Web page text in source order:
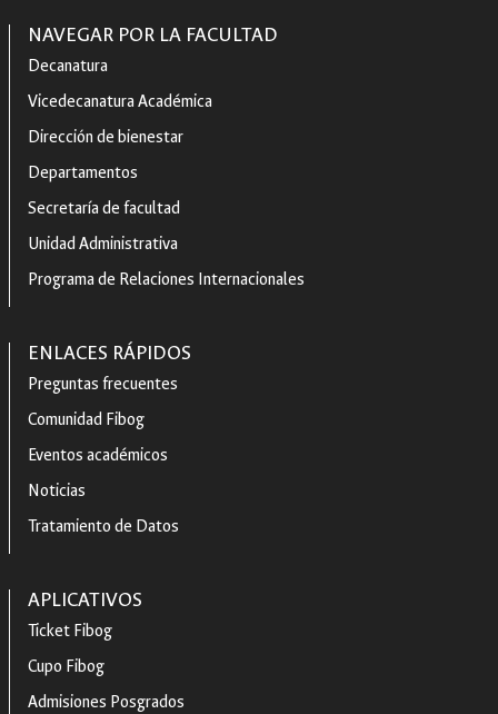
NAVEGAR POR LA FACULTAD
Decanatura
Vicedecanatura Académica
Dirección de bienestar
Departamentos
Secretaría de facultad
Unidad Administrativa
Programa de Relaciones Internacionales
ENLACES RÁPIDOS
Preguntas frecuentes
Comunidad Fibog
Eventos académicos
Noticias
Tratamiento de Datos
APLICATIVOS
Ticket Fibog
Cupo Fibog
Admisiones Posgrados